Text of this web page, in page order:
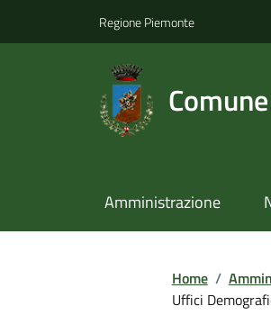
Regione Piemonte
Amministrazione
Home /
Uffici